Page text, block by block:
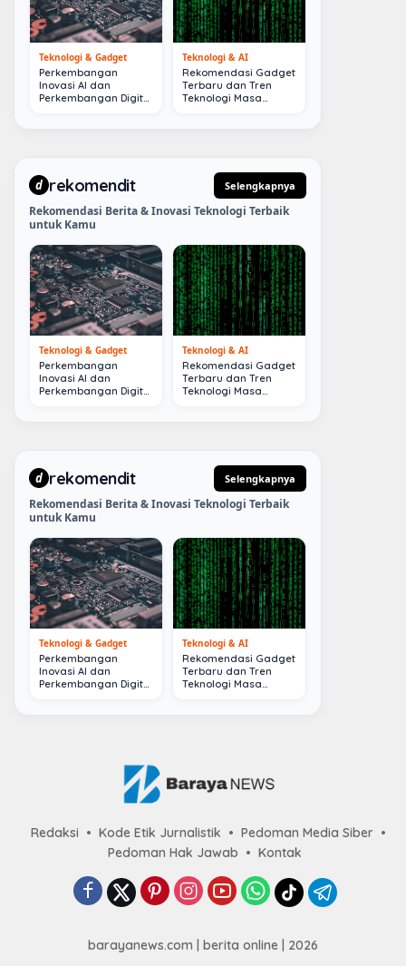
Teknologi & Gadget
Perkembangan
Inovasi AI dan
Perkembangan Digital
Teknologi & AI
Rekomendasi Gadget
Terbaru dan Tren
Teknologi Masa
d rekomendit Selengkapnya
Rekomendasi Berita & Inovasi Teknologi Terbaik
untuk Kamu
Teknologi & Gadget
Perkembangan
Inovasi AI dan
Perkembangan Digital
Teknologi & AI
Rekomendasi Gadget
Terbaru dan Tren
Teknologi Masa
d rekomendit Selengkapnya
Rekomendasi Berita & Inovasi Teknologi Terbaik
untuk Kamu
Teknologi & Gadget
Perkembangan
Inovasi AI dan
Perkembangan Digital
Teknologi & AI
Rekomendasi Gadget
Terbaru dan Tren
Teknologi Masa
Redaksi Kode Etik Jurnalistik
Pedoman Media Siber
Pedoman Hak Jawab
Kontak
barayanews.com | berita online | 2026